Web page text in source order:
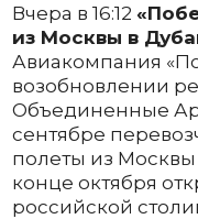
Вчера в 16:12
из Москвы в
Авиакомпания
возобновлении
Объединенные
сентябре
полеты из Москвы
конце октября
российской